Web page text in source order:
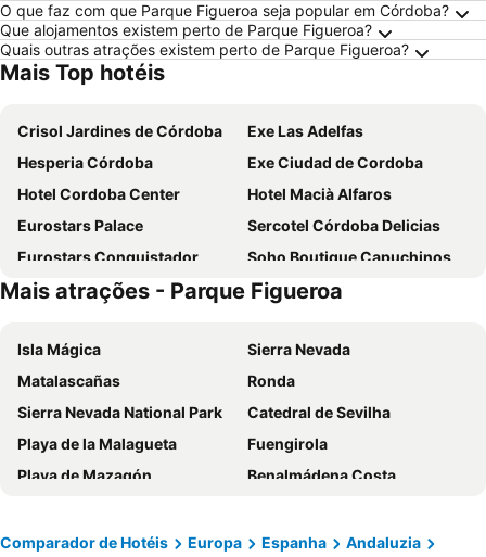
O que faz com que Parque Figueroa seja popular em Córdoba?
Que alojamentos existem perto de Parque Figueroa?
Quais outras atrações existem perto de Parque Figueroa?
Mais Top hotéis
Crisol Jardines de Córdoba
Exe Las Adelfas
Hesperia Córdoba
Exe Ciudad de Cordoba
Hotel Cordoba Center
Hotel Macià Alfaros
Eurostars Palace
Sercotel Córdoba Delicias
Eurostars Conquistador
Soho Boutique Capuchinos & Spa
NH Córdoba Califa
H10 Palacio Colomera
Eurostars Maimonides
Hotel Eurostars Patios de Córdoba
Hotel DWO Finca Los Abetos
Soho Boutique Cordoba
Sercotel Córdoba Medina Azahara
Los Patios
Hotel Córdoba Centro
AC Hotel Cordoba
Parador de Córdoba
La Boutique Puerta Osario
Maestre
Los Omeyas
Mais atrações - Parque Figueroa
Isla Mágica
Sierra Nevada
Matalascañas
Ronda
Sierra Nevada National Park
Catedral de Sevilha
Playa de la Malagueta
Fuengirola
Playa de Mazagón
Benalmádena Costa
Feria de Sevilla
Bairro de Triana
Comparador de Hotéis Europa Espanha
Andaluzia